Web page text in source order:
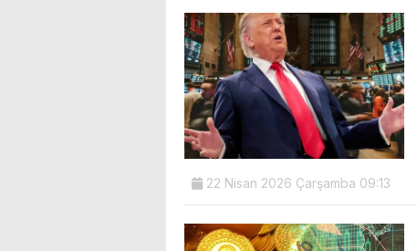
22 Nisan 2026 Çarşamba 09:13